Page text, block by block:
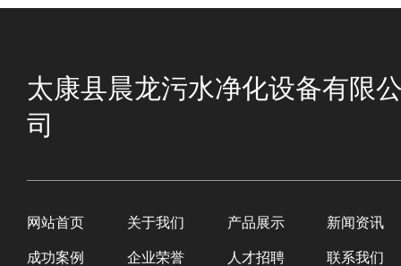
太康县晨龙污水净化设备有限
司
网站首页 关于我们 产品展示 新闻资讯
成功案例 企业荣誉 人才招聘 联系我们